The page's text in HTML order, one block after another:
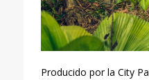
Producido por la City